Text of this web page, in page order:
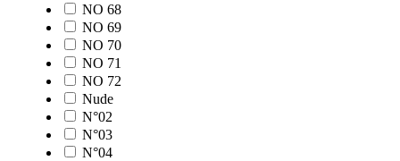
NO 68
NO 69
NO 70
NO 71
NO 72
Nude
N°02
N°03
N°04